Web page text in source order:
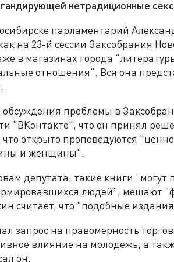
нетрадиционные
парламентарий
на 23-й сессии Заксобрания
в магазинах города
отношения". Вся она
обсуждения проблемы в
"ВКонтакте", что он принял
что открыто проповедуются
и женщины".
депутата, такие книги
людей", мешают
считает, что "подобные
запрос на правомерность
влияние на молодежь, а
он.